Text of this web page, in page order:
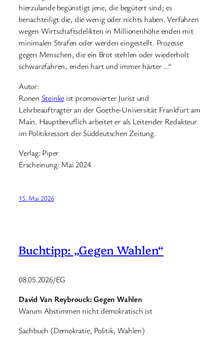
hierzulande begünstigt jene, die begütert sind; es
benachteiligt die, die wenig oder nichts haben. Verfahren
wegen Wirtschaftsdelikten in Millionenhöhe enden mit
minimalen Strafen oder werden eingestellt. Prozesse
gegen Menschen, die ein Brot stehlen oder wiederholt
schwarzfahren, enden hart und immer härter …“
Autor:
Ronen Steinke ist promovierter Jurist und
Lehrbeauftragter an der Goethe-Universität Frankfurt am
Main. Hauptberuflich arbeitet er als Leitender Redakteur
im Politikressort der Süddeutschen Zeitung.
Verlag: Piper
Erscheinung: Mai 2024
15. Mai 2026
Buchtipp: „Gegen Wahlen“
08.05.2026/EG
David Van Reybrouck: Gegen Wahlen
Warum Abstimmen nicht demokratisch ist
Sachbuch (Demokratie, Politik, Wahlen)